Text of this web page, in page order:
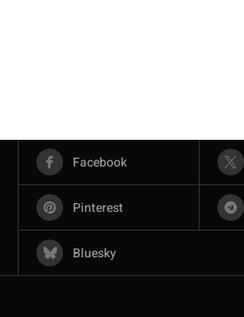
Facebook
Pinterest
Bluesky